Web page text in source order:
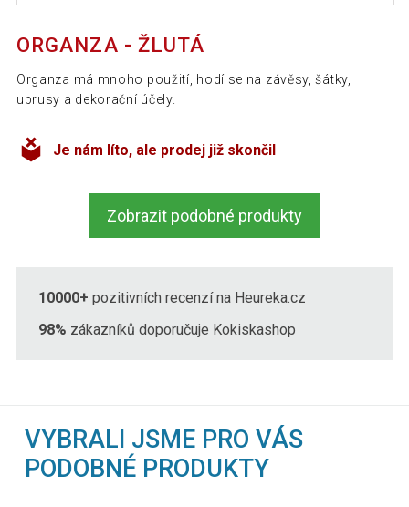
ORGANZA - ŽLUTÁ
Organza má mnoho použití, hodí se na závěsy, šátky,
ubrusy a dekorační účely.
Je nám líto, ale prodej již skončil
Zobrazit podobné produkty
10000+ pozitivních recenzí na Heureka.cz
98% zákazníků doporučuje Kokiskashop
VYBRALI JSME PRO VÁS
PODOBNÉ PRODUKTY